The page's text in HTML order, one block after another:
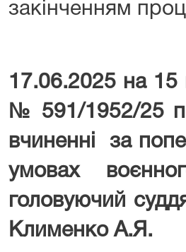
закінченням
17.06.2025 на 15
№ 591/1952/25
вчиненні за
умовах
головуючий
Клименко А.Я.